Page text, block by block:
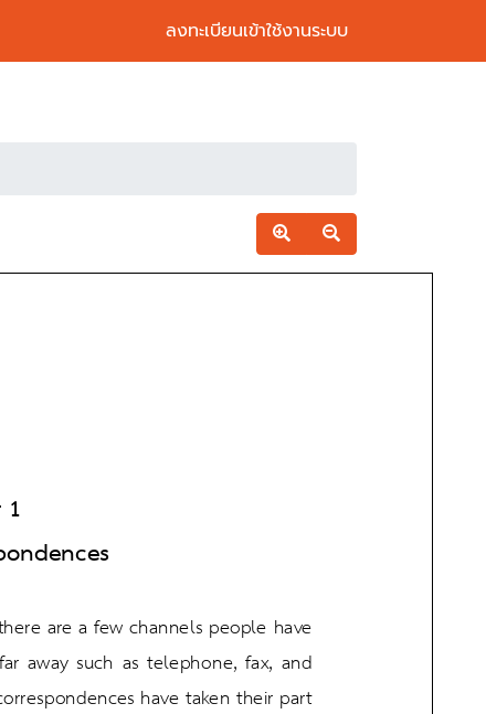
ลงทะเบียนเข้าใช้งานระบบ